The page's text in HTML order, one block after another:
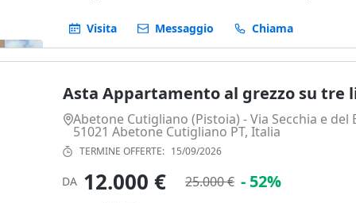
dei sevizi essenziali. L’edificio è stato realizzato fra il
L’appartamento si trova al piano terra e presenta una
cucinotto, due logge con accesso dalla zona giorno,
bagno, disimpegno, secondo bagno, cameretta e due
matrimoniali, di cui una con accesso diretto alla
Riscaldamento autonomo con caldaia e radiatori.
Completano la proprietà una cantina ed un posto auto
piano interrato.
Beni mobili esclusi dalla vendita.
Visita Messaggio Chiama
Asta Appartamento al grezzo su tre
Abetone Cutigliano (Pistoia) - Via Secchia e del
51021 Abetone Cutigliano PT, Italia
TERMINE OFFERTE: 15/09/2026
DA 12.000 € 25.000 € - 52%